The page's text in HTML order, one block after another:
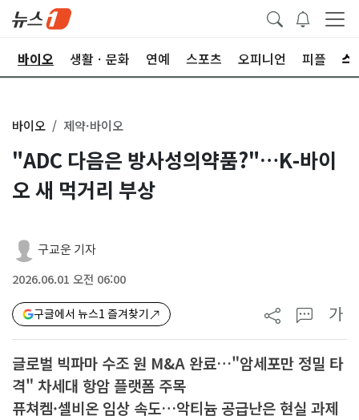
바이오 생활ㆍ문화 연예 스포츠 오피니언 피플
바이오 제약·바이오
"ADC 다음은 방사성의약품?"…K-바이
오 새 먹거리 부상
구교운 기자
2026.06.01 오전 06:00
구글에서 뉴스1 즐겨찾기 가
글로벌 빅파마 수조 원 M&A 완료…"암세포만 정밀 타
격" 차세대 항암 플랫폼 주목
퓨쳐켐·셀비온 임상 속도…악티늄 공급난은 현실 과제